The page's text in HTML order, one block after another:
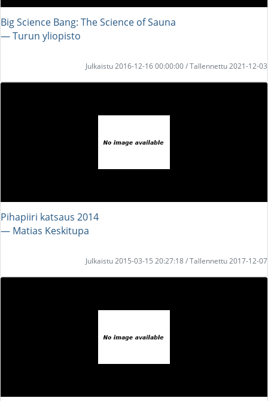
Big Science Bang: The Science of Sauna
― Turun yliopisto
Julkaistu 2016-12-16 00:00:00 / Tallennettu 2021-12-03
Pihapiiri katsaus 2014
― Matias Keskitupa
Julkaistu 2015-03-15 20:27:18 / Tallennettu 2017-12-07